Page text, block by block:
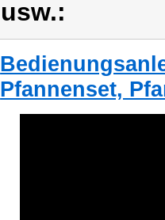
usw.:
Pfannenset,